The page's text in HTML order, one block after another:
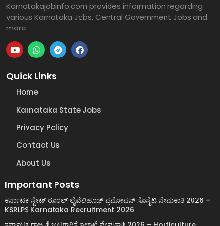
Karnatakajobinfo.com provides information regarding
various Karnataka Jobs, Central Government Jobs and
more.
Quick Links
Home
Karnataka State Jobs
Privacy Policy
Contact Us
About Us
Important Posts
ಕರ್ನಾಟಕ ಸ್ಟೇಟ್ ರೂರಲ್ ಲೈವೆಲಿಹೂಡ್ ಪ್ರಮೋಷನ್ ಸೊಸೈಟಿ ನೇಮಕಾತಿ 2026 –
KSRLPS Karnataka Recruitment 2026